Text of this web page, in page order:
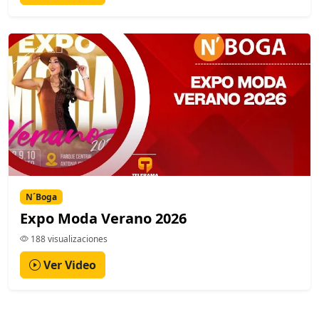
N´Boga
Expo Moda Verano 2026
188 visualizaciones
Ver Video